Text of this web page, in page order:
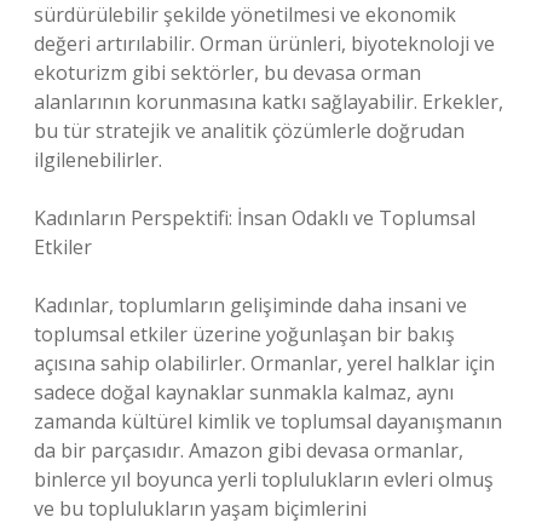
sürdürülebilir şekilde yönetilmesi ve ekonomik
değeri artırılabilir. Orman ürünleri, biyoteknoloji ve
ekoturizm gibi sektörler, bu devasa orman
alanlarının korunmasına katkı sağlayabilir. Erkekler,
bu tür stratejik ve analitik çözümlerle doğrudan
ilgilenebilirler.
Kadınların Perspektifi: İnsan Odaklı ve Toplumsal
Etkiler
Kadınlar, toplumların gelişiminde daha insani ve
toplumsal etkiler üzerine yoğunlaşan bir bakış
açısına sahip olabilirler. Ormanlar, yerel halklar için
sadece doğal kaynaklar sunmakla kalmaz, aynı
zamanda kültürel kimlik ve toplumsal dayanışmanın
da bir parçasıdır. Amazon gibi devasa ormanlar,
binlerce yıl boyunca yerli toplulukların evleri olmuş
ve bu toplulukların yaşam biçimlerini